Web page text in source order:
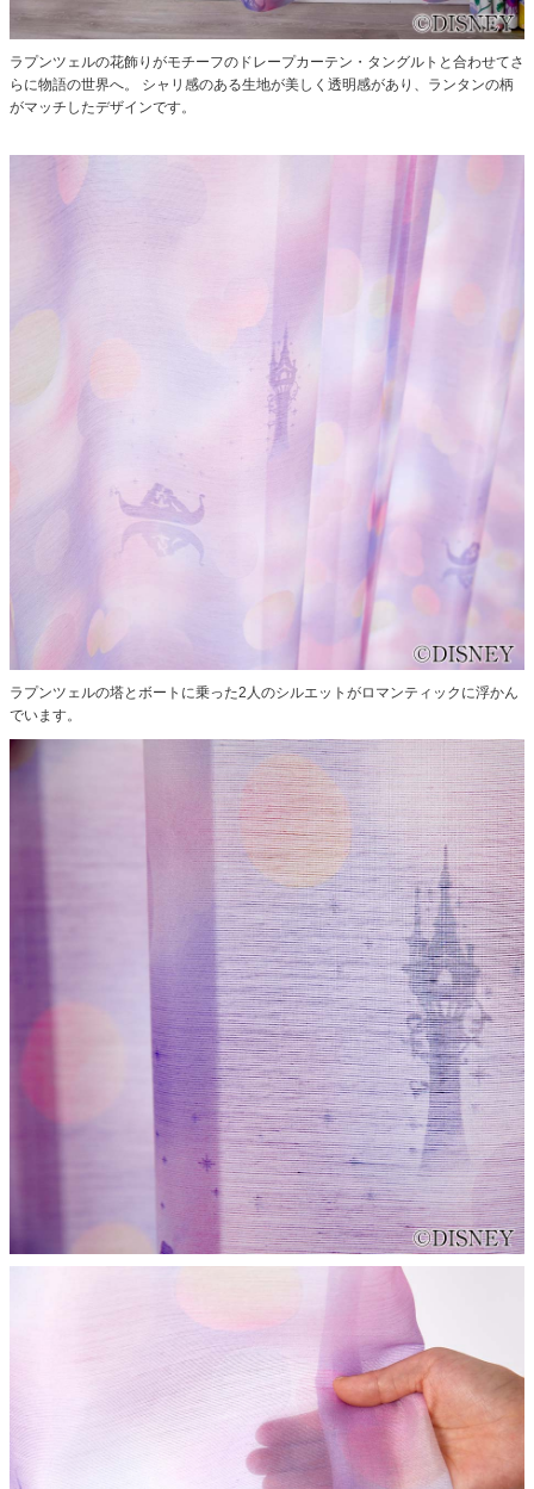
ラプンツェルの花飾りがモチーフのドレープカーテン・タングルトと合わせてさ
らに物語の世界へ。
シャリ感のある生地が美しく透明感があり、ランタンの柄
がマッチしたデザインです。
ラプンツェルの塔とボートに乗った2人のシルエットがロマンティックに浮かん
でいます。